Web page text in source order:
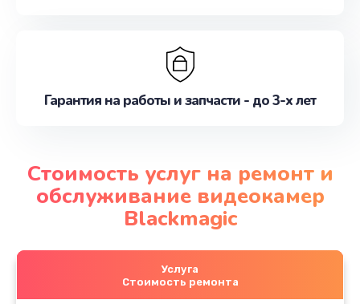
Гарантия на работы и запчасти - до 3-х лет
Стоимость услуг на ремонт и
обслуживание видеокамер
Blackmagic
Услуга
Стоимость ремонта